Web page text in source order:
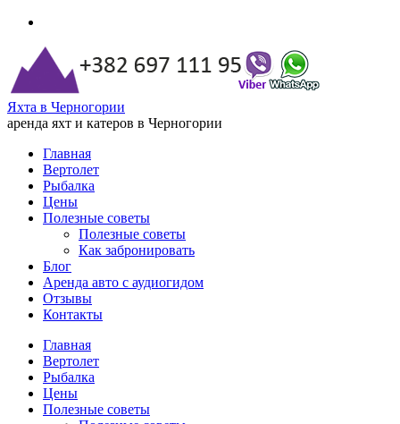
Яхта в Черногории
аренда яхт и катеров в Черногории
Главная
Вертолет
Рыбалка
Цены
Полезные советы
Полезные советы
Как забронировать
Блог
Аренда авто с аудиогидом
Отзывы
Контакты
Главная
Вертолет
Рыбалка
Цены
Полезные советы